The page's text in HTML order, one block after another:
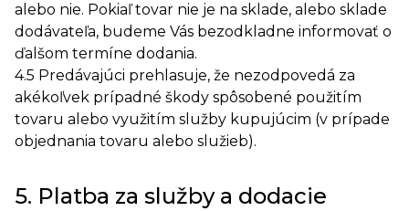
alebo nie. Pokiaľ tovar nie je na sklade, alebo sklade
dodávateľa, budeme Vás bezodkladne informovať o
ďalšom termíne dodania.
4.5 Predávajúci prehlasuje, že nezodpovedá za
akékoľvek prípadné škody spôsobené použitím
tovaru alebo využitím služby kupujúcim (v prípade
objednania tovaru alebo služieb).
5. Platba za služby a dodacie